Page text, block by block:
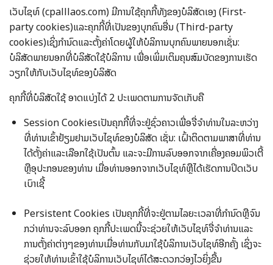
ເວັບໄຊທ໌ (cpalllaos.com) ມີການໃຊ້ຄຸກກີ້ທັງຂອງບໍລິສັດເອງ (First-
party cookies)ແລະຄຸກກີ້ທີ່ເປັນຂອງບຸກຄົນອື່ນ (Third-party
cookies)ເຊິ່ງກຳນົດແລະຕັ້ງຄ່າໂດຍຜູຸ້ໃຫ້ບໍລິການບຸກຄົນພາຍນອກເຊັ່ນ:
ບໍລິສັດພາຍນອກທີ່ບໍລິສັດໃຊ້ບໍລິການ ເພື່ອເພິ່ມເຕິມຄຸນສົມບັດຂອງການເຮັດ
ວຽກໃຫ້ກັບເວັບໄຊທ໌ຂອງບໍລິສັດ
ຄຸກກີ້ທີ່ບໍລິສັດໃຊ້ ອາດແບ່ງໄດ້ 2 ປະເພດຕາມການຈັດເກັບຄື
Session Cookiesເປັນຄຸກກີ້ທີ່ຈະຢູ່ຊົ່ວຄາວເພື່ອຈື່ຈຳທ່ານໃນລະຫວ່າງ
ທີ່ທ່ານເຂົ້າຢ້ຽມຢາມເວັບໄຊທ໌ຂອງບໍລິສັດ ເຊັ່ນ: ເຝົ້າຕິດຕາມພາສາທີ່ທ່ານ
ໄດ້ຕັ້ງຄ່າແລະເລືອກໃຊ້ເປັນຕົ້ນ ແລະຈະມີການລົບອອກຈາກເຄື່ອງຄອມພິວເຕີ້
ຫຼືອຸປະກອນຂອງທ່ານ ເມື່ອທ່ານອອກຈາກເວັບໄຊທ໌ຫຼືໄດ້ເຮັດການປິດເວັບ
ເບົາເຊີ້
Persistent Cookies ເປັນຄຸກກີ້ທີ່ຈະຢູ່ຕາມໄລຍະເວລາທີ່ກຳນົດຫຼືຈົນ
ກວ່າທ່ານຈະລົບອອກ ຄຸກກີ້ປະເພດນີ້ຈະຊ່ວຍໃຫ້ເວັບໄຊທ໌ຈື່ຈຳທ່ານແລະ
ການຕັ້ງຄ່າຕ່າງໆຂອງທ່ານເມື່ອທ່ານກັບມາໃຊ້ບໍລິການເວັບໄຊທ໌ອີກຄັ້ງ ເຊິ່ງຈະ
ຊ່ວຍໃຫ້ທ່ານເຂົ້າໃຊ້ບໍລິການເວັບໄຊທ໌ໄດ້ສະດວກວ່ອງໄວຍິ່ງຂື້ນ